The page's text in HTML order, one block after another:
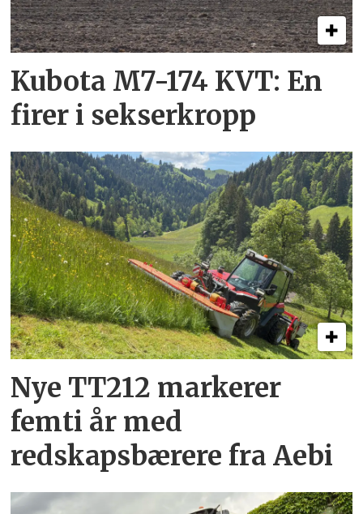
Kubota M7-174 KVT: En
firer i sekserkropp
Nye TT212 markerer
femti år­ med
redskapsbærere fra Aebi